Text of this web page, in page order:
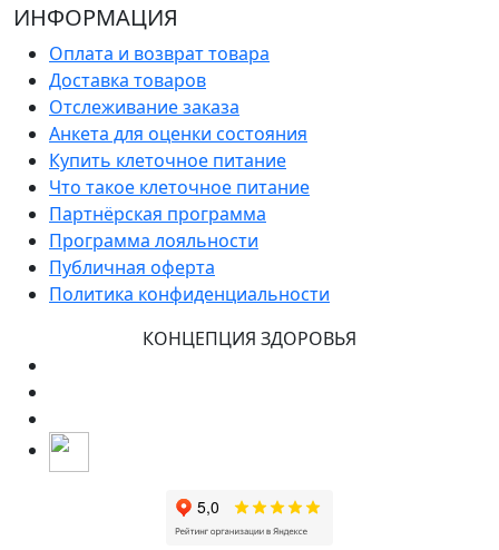
ИНФОРМАЦИЯ
Оплата и возврат товара
Доставка товаров
Отслеживание заказа
Анкета для оценки состояния
Купить клеточное питание
Что такое клеточное питание
Партнёрская программа
Программа лояльности
Публичная оферта
Политика конфиденциальности
КОНЦЕПЦИЯ ЗДОРОВЬЯ